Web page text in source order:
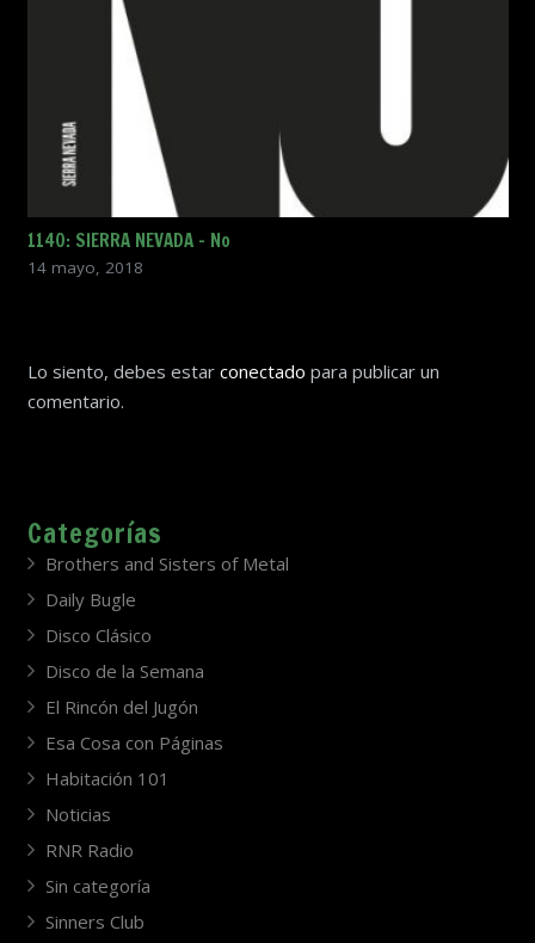
1140: SIERRA NEVADA – No
14 mayo, 2018
Lo siento, debes estar conectado para publicar un
comentario.
Categorías
Brothers and Sisters of Metal
Daily Bugle
Disco Clásico
Disco de la Semana
El Rincón del Jugón
Esa Cosa con Páginas
Habitación 101
Noticias
RNR Radio
Sin categoría
Sinners Club